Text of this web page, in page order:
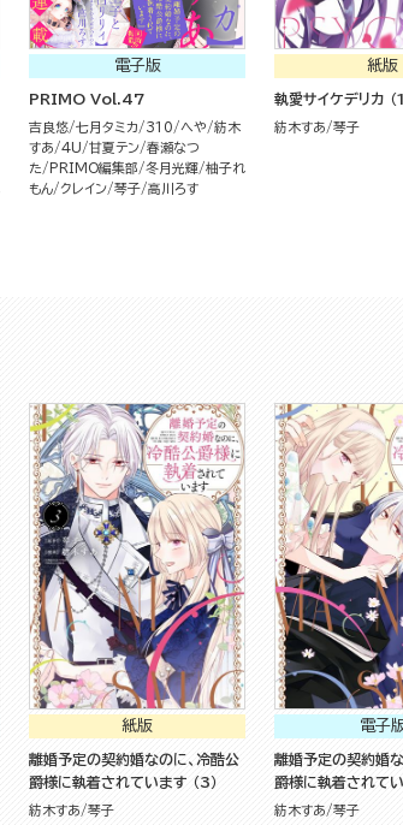
電子版
PRIMO Vol.47
吉良悠 七月タミカ 310 へや
紡木
すあ
4U 甘夏テン 春瀬なつ
た
PRIMO編集部 冬月光輝 柚子れ
もん
クレイン 琴子 高川ろす
紙版
執愛サイケデリカ （1
紡木すあ 琴子
紙版
離婚予定の契約婚なのに、冷酷公
爵様に執着されています （3）
紡木すあ 琴子
電子
離婚予定の契約婚
爵様に執着されてい
きおろし小説＆電子
紡木すあ 琴子